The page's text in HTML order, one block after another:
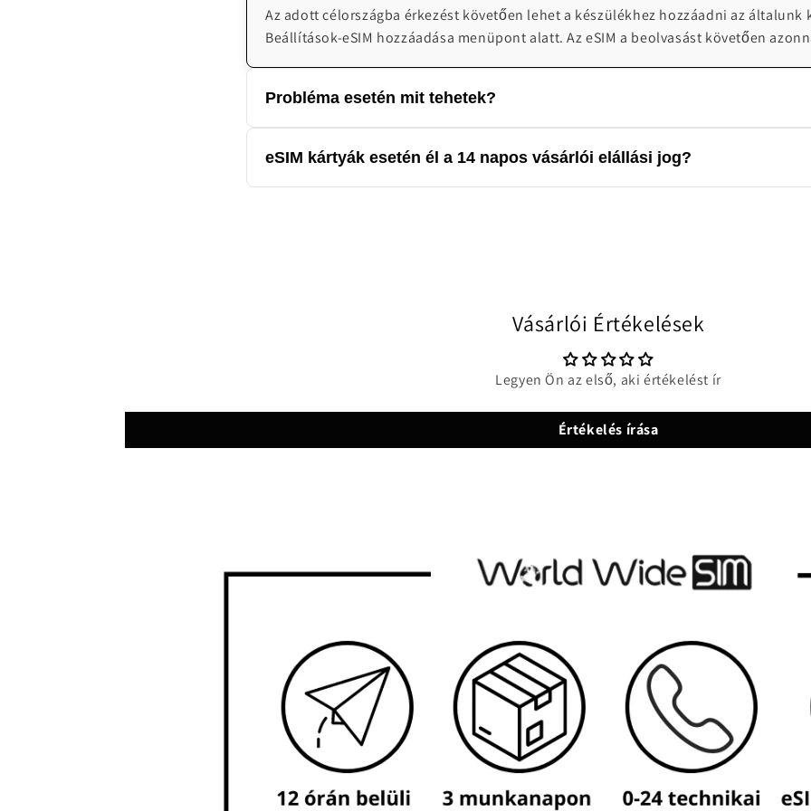
Az adott célországba érkezést követően lehet a készülékhez hozzáadni az általunk
Beállítások-eSIM hozzáadása menüpont alatt. Az eSIM a beolvasást követően
Probléma esetén mit tehetek?
emailben H-V 08:00-24:00 elérhetőek vagyunk segítségnyújtásra:
eSIM kártyák esetén él a 14 napos vásárlói elállási jog?
Vásárlói Értékelések
Legyen Ön az első, aki értékelést ír
Értékelés írása